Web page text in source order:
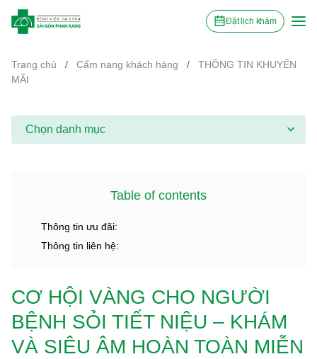
Đặt lịch khám
Trang chủ / Cẩm nang khách hàng /
THÔNG TIN KHUYẾN
MÃI
Chọn danh mục
Table of contents
Thông tin ưu đãi:
Thông tin liên hệ:
CƠ HỘI VÀNG CHO NGƯỜI
BỆNH SỎI TIẾT NIỆU – KHÁM
VÀ SIÊU ÂM HOÀN TOÀN MIỄN